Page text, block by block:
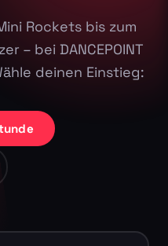
Rockets bis zum
– bei DANCEPOINT
deinen Einstieg: